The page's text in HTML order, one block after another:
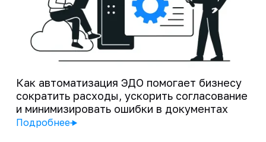
Как автоматизация ЭДО помогает бизнесу
сократить расходы, ускорить согласование
и минимизировать ошибки в документах
Подробнее